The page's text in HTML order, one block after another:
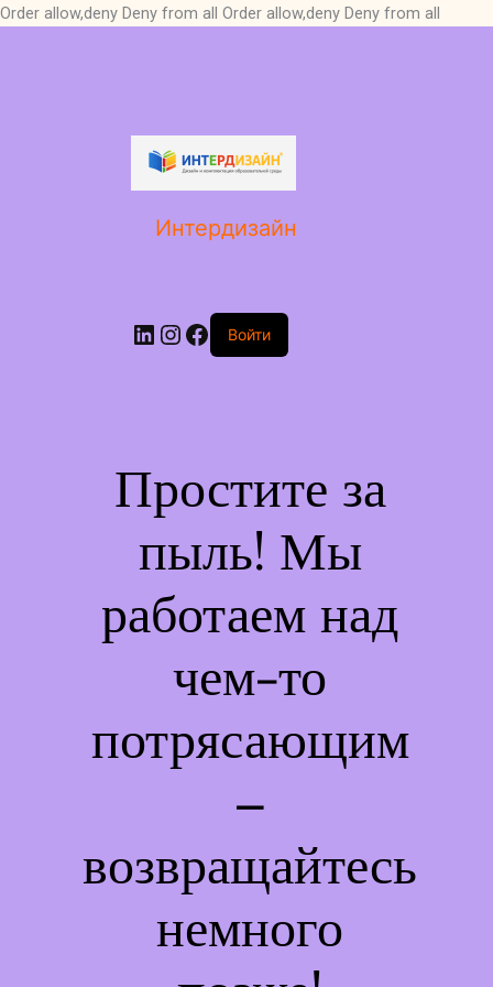
Order allow,deny Deny from all Order allow,deny Deny from all
Интердизайн
LinkedIn
Instagram
Facebook
Войти
Простите за
пыль! Мы
работаем над
чем-то
потрясающим
–
возвращайтесь
немного